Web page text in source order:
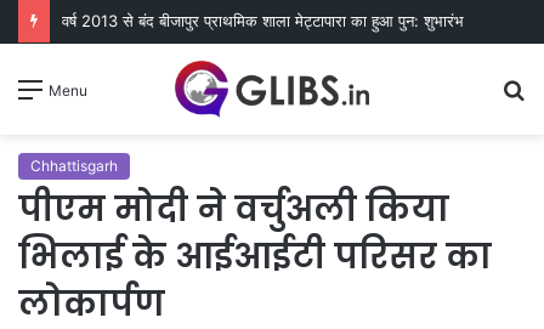
वर्ष 2013 से बंद बीजापुर प्राथमिक शाला मेट्टापारा का हुआ पुन: शुभारंभ
Menu
Chhattisgarh
पीएम मोदी ने वर्चुअली किया
भिलाई के आईआईटी परिसर का
लोकार्पण